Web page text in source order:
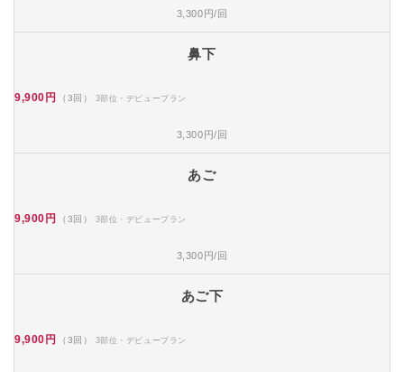
3,300円/回
鼻下
9,900円 （3回） 3部位・デビュープラン
3,300円/回
あご
9,900円 （3回） 3部位・デビュープラン
3,300円/回
あご下
9,900円 （3回） 3部位・デビュープラン